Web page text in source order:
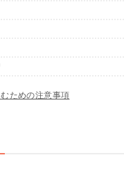
ための注意事項